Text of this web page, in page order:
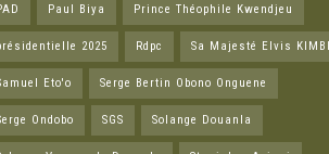
Paul Biya Prince Théophile Kwendjeu
2025 Rdpc Sa Majesté Elvis KIMBI
Eto'o Serge Bertin Obono Onguene
Ondobo SGS Solange Douanla